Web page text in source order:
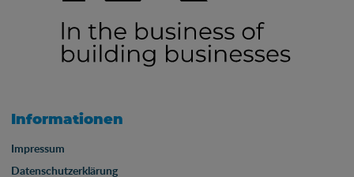
Informationen
Impressum
Datenschutzerklärung